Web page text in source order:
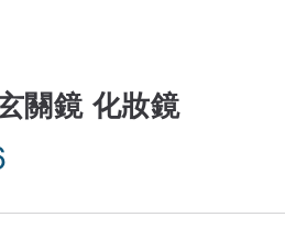
關鏡 化妝鏡